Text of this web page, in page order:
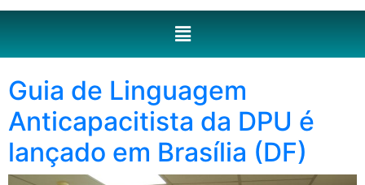
Guia de Linguagem
Anticapacitista da DPU é
lançado em Brasília (DF)